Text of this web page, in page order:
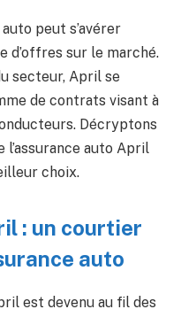
peut s’avérer
d’offres sur le marché.
secteur, April se
de contrats visant à
Décryptons
auto April
choix.
: un courtier
auto
est devenu au fil des